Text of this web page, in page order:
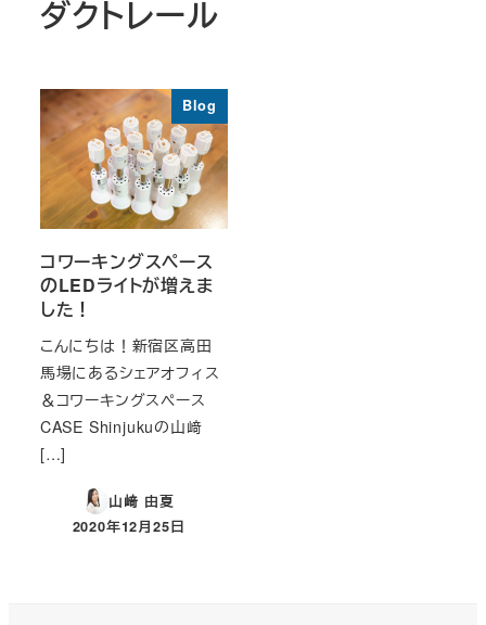
ダクトレール
Blog
コワーキングスペース
のLEDライトが増えま
した！
こんにちは！新宿区高田
馬場にあるシェアオフィス
＆コワーキングスペース
CASE Shinjukuの山﨑
[…]
山﨑 由夏
投稿日
2020年12月25日